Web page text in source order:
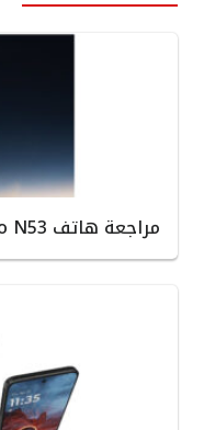
مراجعة هاتف Realme Narzo N53 الأنيق